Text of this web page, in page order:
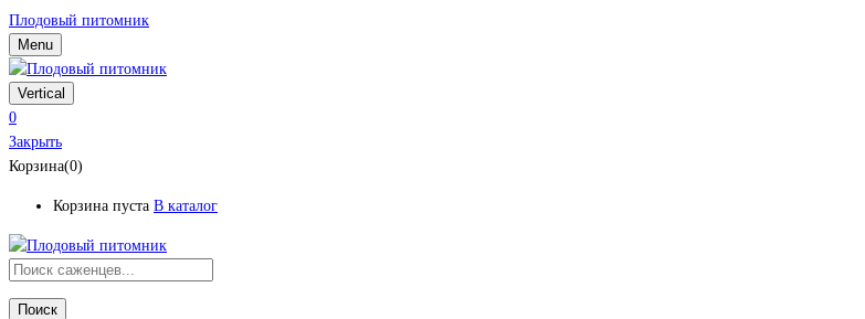
Плодовый питомник
Menu
Vertical
0
Закрыть
Корзина(0)
Корзина пуста В каталог
Поиск